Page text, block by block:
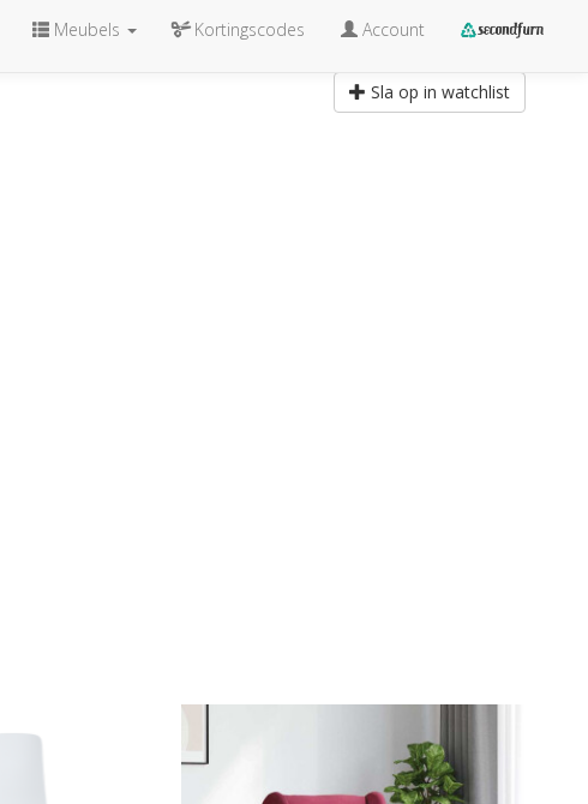
Meubels Kortingscodes Account
Sla op in watchlist